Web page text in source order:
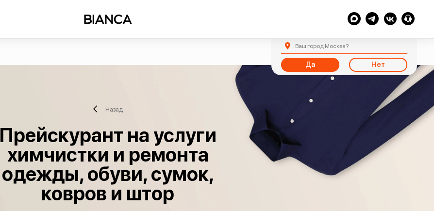
Ваш город Москва?
Да Нет
Назад
Прейскурант на услуги
химчистки и ремонта
одежды, обуви, сумок,
ковров и штор